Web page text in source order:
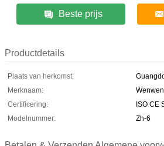
Beste prijs
Productdetails
Plaats van herkomst:
Merknaam:
Wenwen
Certificering:
ISO CE
Modelnummer:
Zh-6